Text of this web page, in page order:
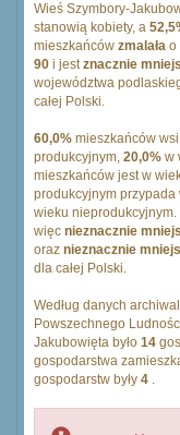
Wieś Szymbory-
stanowią kobiety, a
mieszkańców zmalała o
90 i jestznacznie
województwa
całej Polski.
60,0% mieszkańców
produkcyjnym, 20,0% w
mieszkańców jest w
produkcyjnym
wieku
więc nieznacznie
oraz nieznacznie
dla całej Polski.
Według danych
Powszechnego
Jakubowięta było 14
gospodarstwa
gospodarstw były 4 .